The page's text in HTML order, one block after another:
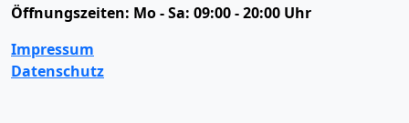
Öffnungszeiten: Mo - Sa: 09:00 - 20:00 Uhr
Impressum
Datenschutz